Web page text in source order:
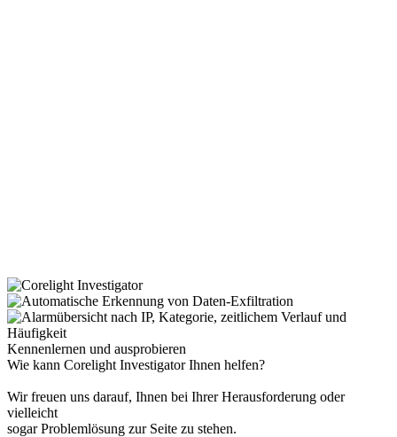
Kennenlernen und ausprobieren
Wie kann Corelight Investigator Ihnen helfen?
Wir freuen uns darauf, Ihnen bei Ihrer Herausforderung oder
vielleicht
sogar Problemlösung zur Seite zu stehen.